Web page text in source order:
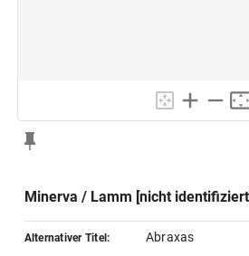
Minerva / Lamm [nicht
Alternativer Titel: Abraxas